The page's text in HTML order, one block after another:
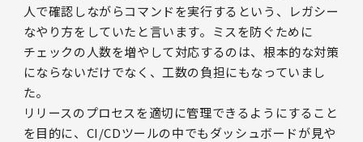
人で確認しながらコマンドを実行するという、レガシー
なやり方をしていたと言います。ミスを防ぐために
チェックの人数を増やして対応するのは、根本的な対策
にならないだけでなく、工数の負担にもなっていまし
た。
リリースのプロセスを適切に管理できるようにすること
を目的に、CI/CDツールの中でもダッシュボードが見や